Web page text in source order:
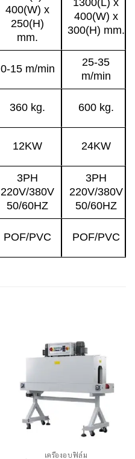
400(W) x
250(H)
mm.
1300(L) x
400(W) x
300(H) mm.
0-15 m/min
25-35
m/min
360 kg. 600 kg.
12KW 24KW
3PH
220V/380V
50/60HZ
3PH
220V/380V
50/60HZ
POF/PVC POF/PVC
เครื่องอบฟิล์ม